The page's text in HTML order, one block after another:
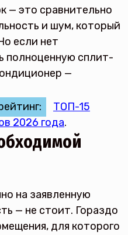
— это сравнительно
и шум, который
если нет
полноценную сплит-
—
ТОП-15
2026 года.
на заявленную
— не стоит. Гораздо
для которого